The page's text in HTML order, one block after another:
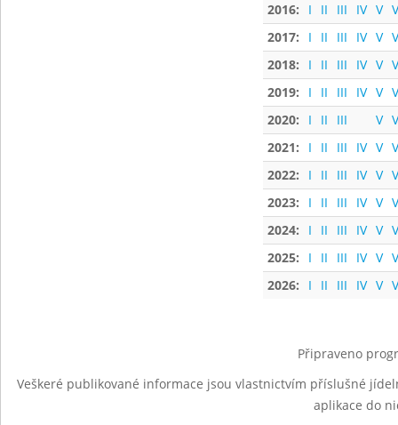
2016:
I II III IV V
2017:
I II III IV V
2018:
I II III IV V
2019:
I II III IV V
2020:
I II III V
2021:
I II III IV V
2022:
I II III IV V
2023:
I II III IV V
2024:
I II III IV V
2025:
I II III IV V
2026:
I II III IV V
Připraveno
Veškeré publikované informace jsou vlastnictvím příslušné
aplikace do